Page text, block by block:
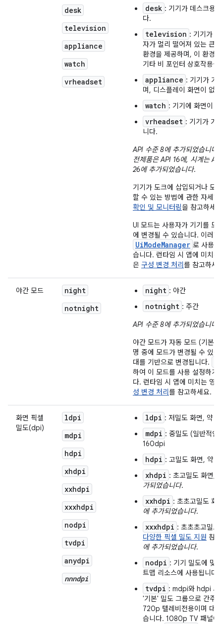
desk
television
appliance
watch
vrheadset
desk : 기기가 데스크용
다.
television : 기기가
자가 멀리 떨어져 있는 큰
환경을 제공하며, 이 환경
기타 비 포인터 상호작용을
appliance : 기기가 가
며, 디스플레이 화면이 없
watch : 기기에 화면이
vrheadset : 기기가 가
니다.
API 수준 8에 추가되었습니다
전제품은 API 16에, 시계는
26에 추가되었습니다.
기기가 도크에 삽입되거나 도
할 수 있는 방법에 관한 자세
확인 및 모니터링을 참고하세
UI 모드는 사용자가 기기를 도
에 변경될 수 있습니다. 이러
UiModeManager 로 사용
습니다. 런타임 시 앱에 미치
은 구성 변경 처리를 참고하세
야간 모드
night
notnight
night : 야간
notnight : 주간
API 수준 8에 추가되었습니다
야간 모드가 자동 모드 (기본)
명 중에 모드가 변경될 수 있
대를 기반으로 변경됩니다.
하여 이 모드를 사용 설정하거
다. 런타임 시 앱에 미치는 영
성 변경 처리를 참고하세요.
화면 픽셀
밀도(dpi)
ldpi
mdpi
hdpi
xhdpi
xxhdpi
xxxhdpi
nodpi
tvdpi
anydpi
nnndpi
ldpi : 저밀도 화면, 약
mdpi : 중밀도 (일반적인
160dpi
hdpi : 고밀도 화면, 약
xhdpi : 초고밀도 화면,
가되었습니다.
xxhdpi : 초초고밀도
에 추가되었습니다.
xxxhdpi : 초초초고밀
다양한 픽셀 밀도 지원 참
에 추가되었습니다.
nodpi : 기기 밀도에 맞
트맵 리소스에 사용됩니다.
tvdpi : mdpi와 hdpi 사
'기본' 밀도 그룹으로 간주
720p 텔레비전용이며 대
습니다. 1080p TV 패널